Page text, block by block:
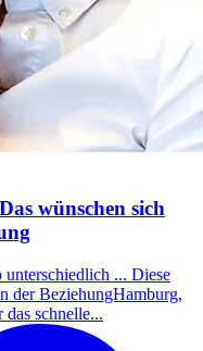
wünschen sich
... Diese
der BeziehungHamburg,
schnelle...